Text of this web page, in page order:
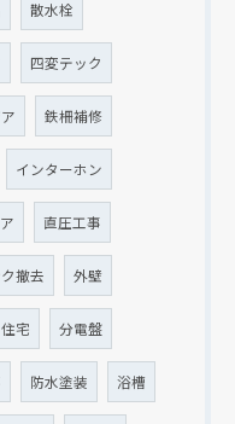
散水栓
四変テック
鉄柵補修
インターホン
直圧工事
撤去 外壁
宅 分電盤
防水塗装 浴槽